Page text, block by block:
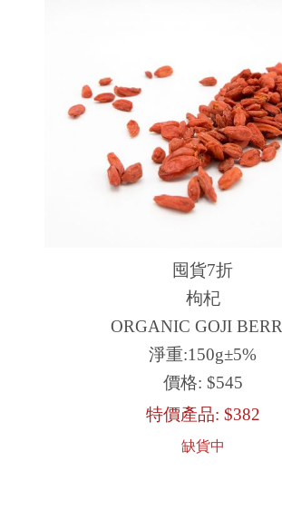
囤貨7折
枸杞
ORGANIC GOJI
淨重:150g±5%
價格: $545
特價產品: $382
缺貨中